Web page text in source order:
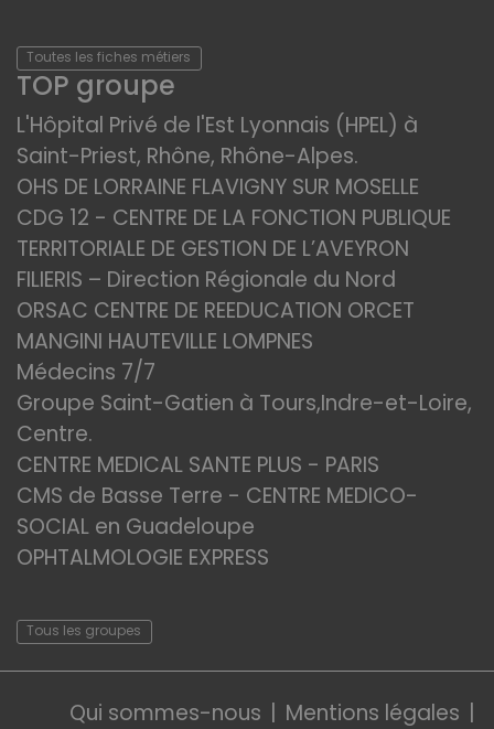
Toutes les fiches métiers
TOP groupe
L'Hôpital Privé de l'Est Lyonnais (HPEL) à
Saint-Priest, Rhône, Rhône-Alpes.
OHS DE LORRAINE FLAVIGNY SUR MOSELLE
CDG 12 - CENTRE DE LA FONCTION PUBLIQUE
TERRITORIALE DE GESTION DE L’AVEYRON
FILIERIS – Direction Régionale du Nord
ORSAC CENTRE DE REEDUCATION ORCET
MANGINI HAUTEVILLE LOMPNES
Médecins 7/7
Groupe Saint-Gatien à Tours,Indre-et-Loire,
Centre.
CENTRE MEDICAL SANTE PLUS - PARIS
CMS de Basse Terre - CENTRE MEDICO-
SOCIAL en Guadeloupe
OPHTALMOLOGIE EXPRESS
Tous les groupes
Qui sommes-nous
Mentions légales